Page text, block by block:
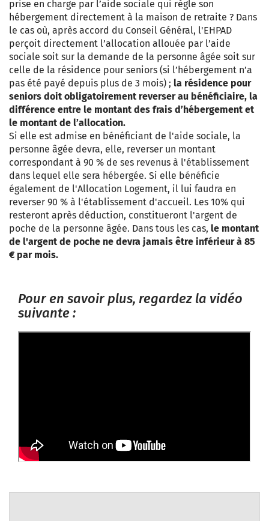
prise en charge par l’aide sociale qui règle son
hébergement directement à la maison de retraite ? Dans
le cas où, après accord du Conseil Général, l'EHPAD
perçoit directement l’allocation allouée par l’aide
sociale soit sur la demande de la personne âgée soit sur
celle de la résidence pour seniors (si l’hébergement n’a
pas été payé depuis plus de 3 mois) ; la résidence pour
seniors doit obligatoirement reverser au bénéficiaire, la
différence entre le montant des frais d’hébergement et
le montant de l’allocation.
Si elle est admise en bénéficiant de l'aide sociale, la
personne âgée devra, elle, reverser un montant
correspondant à 90 % de ses revenus à l'établissement
dans lequel elle sera hébergée. Si elle bénéficie
également de l'Allocation Logement, il lui faudra en
reverser 90 % à l'établissement d'accueil. Les 10% qui
resteront après déduction, constitueront l'argent de
poche de la personne âgée. Dans tous les cas, le montant
de l'argent de poche ne devra jamais être inférieur à 85
€ par mois.
Pour en savoir plus, regardez la vidéo
suivante :